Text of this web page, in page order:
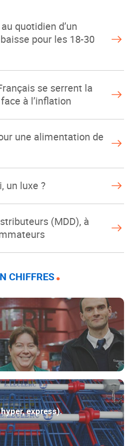
quotidien d’un
pour les 18-30
se serrent la
à l’inflation
une alimentation de
un luxe ?
(MDD), à
CHIFFRES
express).